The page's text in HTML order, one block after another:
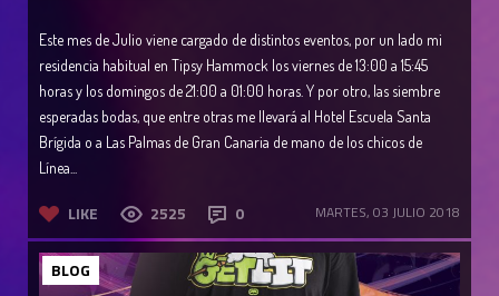
Este mes de Julio viene cargado de distintos eventos, por un lado mi
residencia habitual en Tipsy Hammock los viernes de 13:00 a 15:45
horas y los domingos de 21:00 a 01:00 horas. Y por otro, las siembre
esperadas bodas, que entre otras me llevará al Hotel Escuela Santa
Brígida o a Las Palmas de Gran Canaria de mano de los chicos de
Línea...
LIKE 2525 0 MARTES, 03 JULIO 2018
BLOG